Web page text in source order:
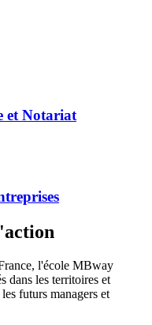
et Notariat
l'école MBway
dans les territoires et
futurs managers et